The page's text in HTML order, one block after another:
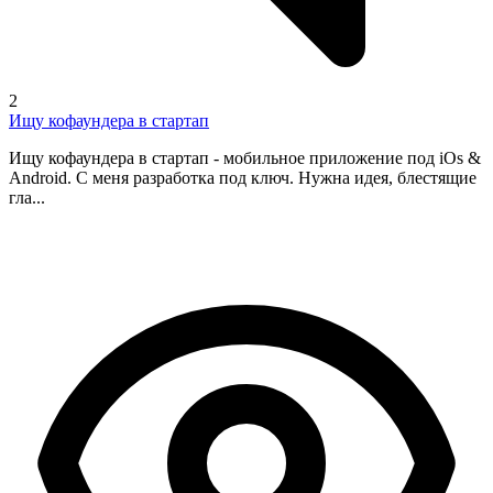
2
Ищу кофаундера в стартап
Ищу кофаундера в стартап - мобильное приложение под iOs &
Android. С меня разработка под ключ. Нужна идея, блестящие
гла...